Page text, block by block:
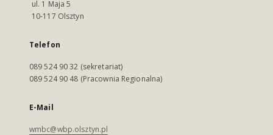
ul. 1 Maja 5
10-117 Olsztyn
Telefon
089 524 90 32 (sekretariat)
089 524 90 48 (Pracownia Regionalna)
E-Mail
wmbc@wbp.olsztyn.pl